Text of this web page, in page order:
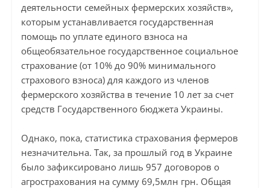
деятельности семейных фермерских хозяйств»,
которым устанавливается государственная
помощь по уплате единого взноса на
общеобязательное государственное социальное
страхование (от 10% до 90% минимального
страхового взноса) для каждого из членов
фермерского хозяйства в течение 10 лет за счет
средств Государственного бюджета Украины.
Однако, пока, статистика страхования фермеров
незначительна. Так, за прошлый год в Украине
было зафиксировано лишь 957 договоров о
агрострахования на сумму 69,5млн грн. Общая